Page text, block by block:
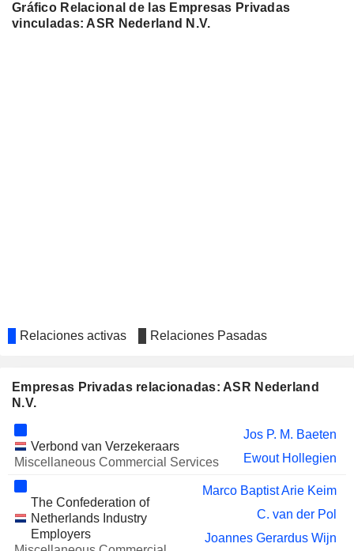
Gráfico Relacional de las Empresas Privadas
vinculadas: ASR Nederland N.V.
Relaciones activas Relaciones Pasadas
Empresas Privadas relacionadas: ASR Nederland
N.V.
Verbond van Verzekeraars
Miscellaneous Commercial Services
Jos P. M. Baeten
Ewout Hollegien
The Confederation of
Netherlands Industry
Employers
Marco Baptist Arie Keim
C. van der Pol
Joannes Gerardus Wijn